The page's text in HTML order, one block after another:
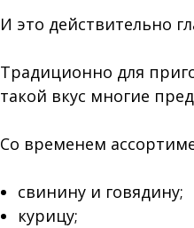
И это действительно
Традиционно для
такой вкус многие
Со временем
свинину и говядину;
курицу;